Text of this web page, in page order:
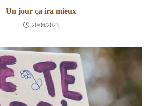
Un jour ça ira mieux
20/06/2023